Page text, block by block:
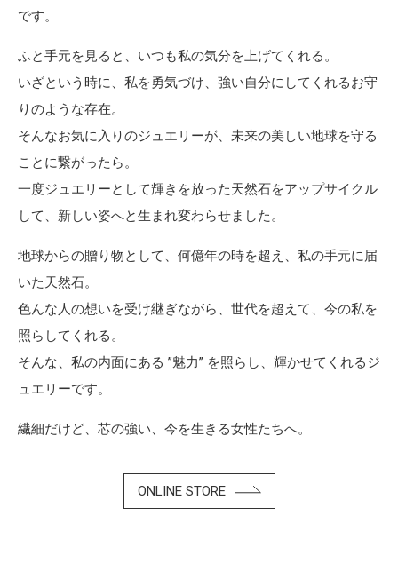
です。
ふと手元を見ると、いつも私の気分を上げてくれる。
いざという時に、私を勇気づけ、強い自分にしてくれるお守
りのような存在。
そんなお気に入りのジュエリーが、未来の美しい地球を守る
ことに繋がったら。
一度ジュエリーとして輝きを放った天然石をアップサイクル
して、新しい姿へと生まれ変わらせました。
地球からの贈り物として、何億年の時を超え、私の手元に届
いた天然石。
色んな人の想いを受け継ぎながら、世代を超えて、今の私を
照らしてくれる。
そんな、私の内面にある ”魅力” を照らし、輝かせてくれるジ
ュエリーです。
繊細だけど、芯の強い、今を生きる女性たちへ。
ONLINE STORE